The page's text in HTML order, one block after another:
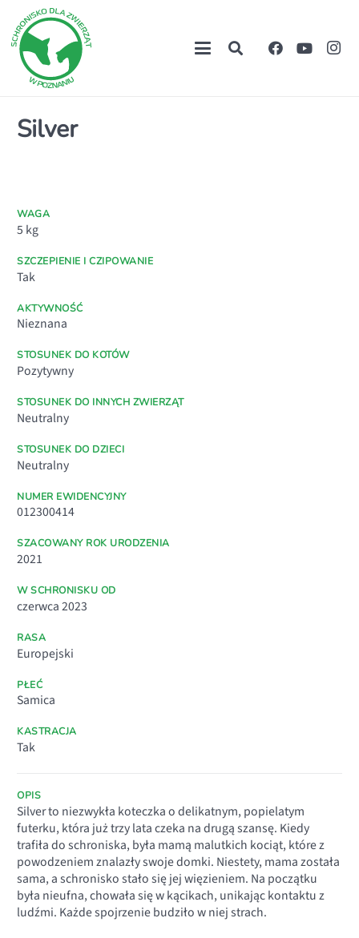
Silver
NUMER EWIDENCYJNY
012300414
SZACOWANY ROK URODZENIA
2021
W SCHRONISKU OD
czerwca 2023
RASA
Europejski
PŁEĆ
Samica
KASTRACJA
Tak
WAGA
5 kg
SZCZEPIENIE I CZIPOWANIE
Tak
AKTYWNOŚĆ
Nieznana
STOSUNEK DO KOTÓW
Pozytywny
STOSUNEK DO INNYCH ZWIERZĄT
Neutralny
STOSUNEK DO DZIECI
Neutralny
OPIS
Silver to niezwykła koteczka o delikatnym, popielatym
futerku, która już trzy lata czeka na drugą szansę. Kiedy
trafiła do schroniska, była mamą malutkich kociąt, które z
powodzeniem znalazły swoje domki. Niestety, mama została
sama, a schronisko stało się jej więzieniem. Na początku
była nieufna, chowała się w kącikach, unikając kontaktu z
ludźmi. Każde spojrzenie budziło w niej strach.